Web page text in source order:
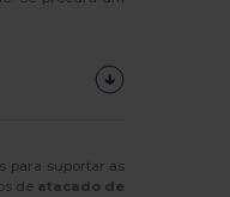
para suportar as
de atacado de